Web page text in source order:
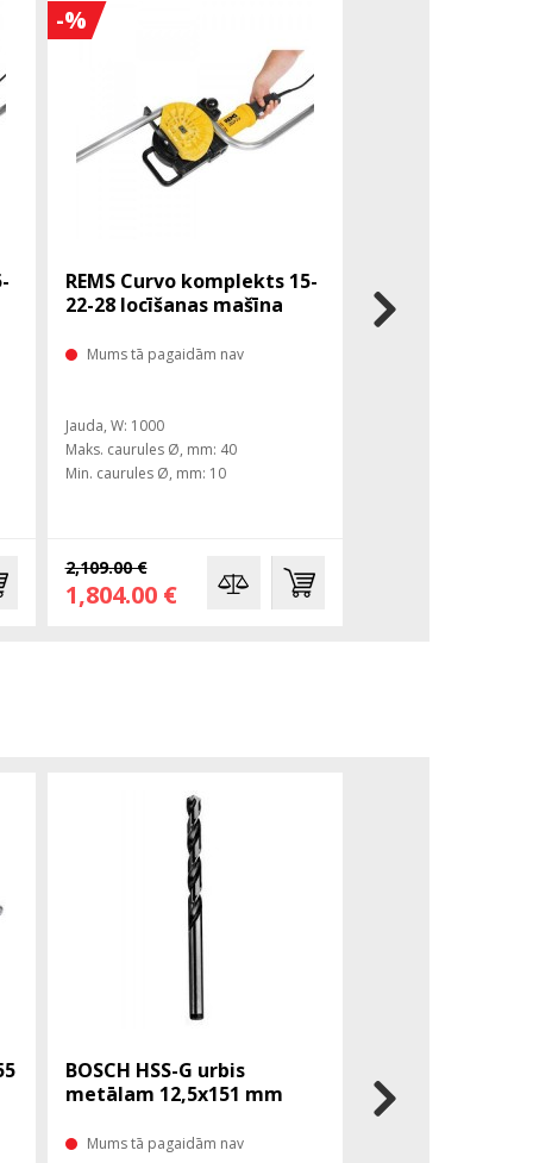
-%
REMS Curvo komplekts 15-
22-28 locīšanas mašīna
Mums tā pagaidām nav
Jauda, ​​W: 1000
Maks. caurules Ø, mm: 40
Min. caurules Ø, mm: 10
2,109.00 €
1,804.00 €
rokturis,
stiprinājums 10
BOSCH HSS-G urbis
metālam 12,5x151 mm
Mums tā pagaidām nav
23) 45mm 1000